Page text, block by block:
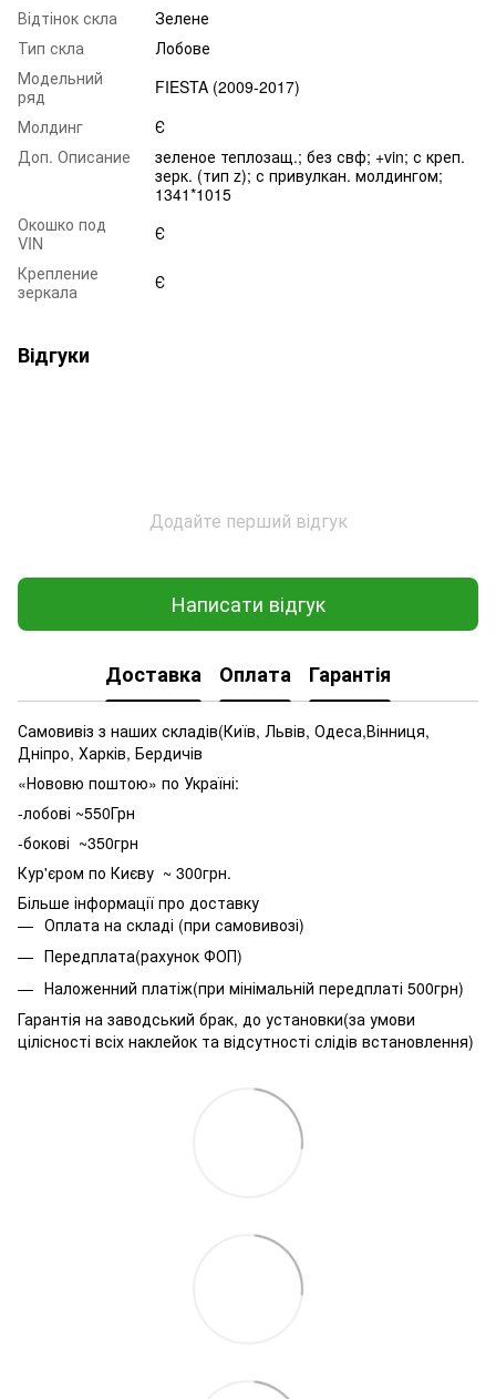
Відтінок скла
Зелене
Тип скла
Лобове
Модельний
ряд
FIESTA (2009-2017)
Молдинг
Є
Доп. Описание
зеленое теплозащ.; без свф; +vin; с креп.
зерк. (тип z); с привулкан. молдингом;
1341*1015
Окошко под
VIN
Є
Крепление
зеркала
Є
Відгуки
Додайте перший відгук
Написати відгук
Доставка Оплата Гарантія
Самовивіз з наших складів(Київ, Львів, Одеса,Вінниця,
Дніпро, Харків, Бердичів
«Нововю поштою» по Україні:
-лобові ~550Грн
-бокові ~350грн
Кур'єром по Києву ~ 300грн.
Більше інформації про доставку
Оплата на складі (при самовивозі)
Передплата(рахунок ФОП)
Наложенний платіж(при мінімальній передплаті 500грн)
Гарантія на заводський брак, до установки(за умови
цілісності всіх наклейок та відсутності слідів встановлення)